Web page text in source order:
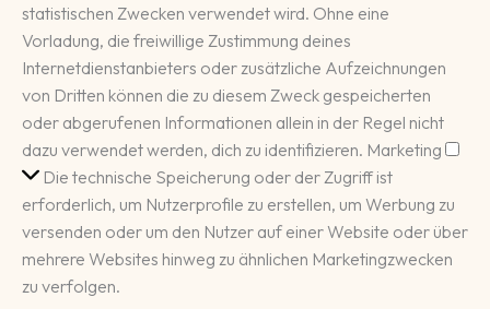
statistischen Zwecken verwendet wird. Ohne eine
Vorladung, die freiwillige Zustimmung deines
Internetdienstanbieters oder zusätzliche Aufzeichnungen
von Dritten können die zu diesem Zweck gespeicherten
oder abgerufenen Informationen allein in der Regel nicht
dazu verwendet werden, dich zu identifizieren. Marketing
Die technische Speicherung oder der Zugriff ist
erforderlich, um Nutzerprofile zu erstellen, um Werbung zu
versenden oder um den Nutzer auf einer Website oder über
mehrere Websites hinweg zu ähnlichen Marketingzwecken
zu verfolgen.